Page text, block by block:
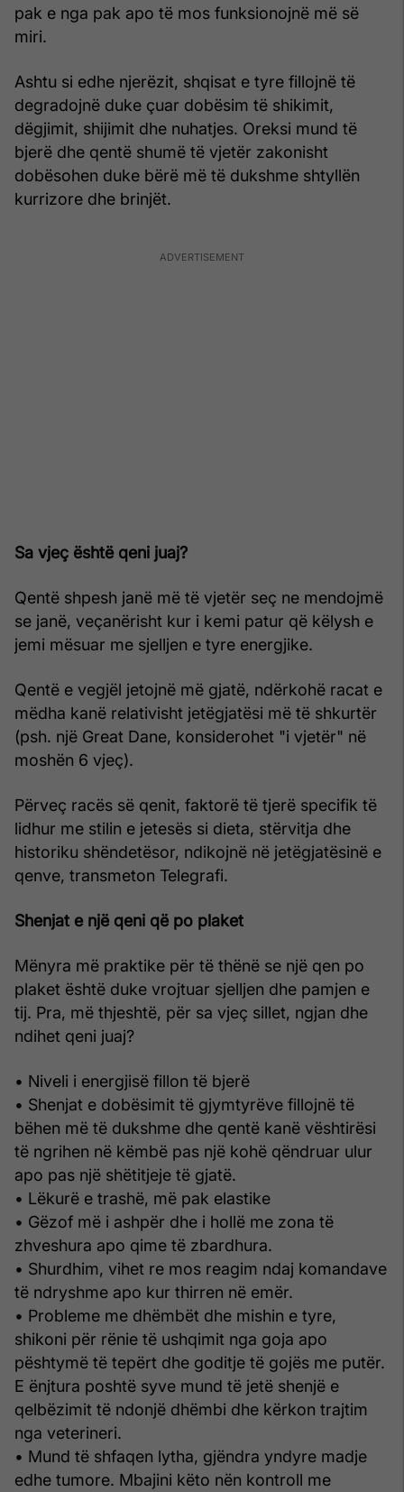
pak e nga pak apo të mos funksionojnë më së
miri.
Ashtu si edhe njerëzit, shqisat e tyre fillojnë të
degradojnë duke çuar dobësim të shikimit,
dëgjimit, shijimit dhe nuhatjes. Oreksi mund të
bjerë dhe qentë shumë të vjetër zakonisht
dobësohen duke bërë më të dukshme shtyllën
kurrizore dhe brinjët.
Sa vjeç është qeni juaj?
Qentë shpesh janë më të vjetër seç ne mendojmë
se janë, veçanërisht kur i kemi patur që këlysh e
jemi mësuar me sjelljen e tyre energjike.
Qentë e vegjël jetojnë më gjatë, ndërkohë racat e
mëdha kanë relativisht jetëgjatësi më të shkurtër
(psh. një Great Dane, konsiderohet "i vjetër" në
moshën 6 vjeç).
Përveç racës së qenit, faktorë të tjerë specifik të
lidhur me stilin e jetesës si dieta, stërvitja dhe
historiku shëndetësor, ndikojnë në jetëgjatësinë e
qenve, transmeton Telegrafi.
Shenjat e një qeni që po plaket
Mënyra më praktike për të thënë se një qen po
plaket është duke vrojtuar sjelljen dhe pamjen e
tij. Pra, më thjeshtë, për sa vjeç sillet, ngjan dhe
ndihet qeni juaj?
• Niveli i energjisë fillon të bjerë
• Shenjat e dobësimit të gjymtyrëve fillojnë të
bëhen më të dukshme dhe qentë kanë vështirësi
të ngrihen në këmbë pas një kohë qëndruar ulur
apo pas një shëtitjeje të gjatë.
• Lëkurë e trashë, më pak elastike
• Gëzof më i ashpër dhe i hollë me zona të
zhveshura apo qime të zbardhura.
• Shurdhim, vihet re mos reagim ndaj komandave
të ndryshme apo kur thirren në emër.
• Probleme me dhëmbët dhe mishin e tyre,
shikoni për rënie të ushqimit nga goja apo
pështymë të tepërt dhe goditje të gojës me putër.
E ënjtura poshtë syve mund të jetë shenjë e
qelbëzimit të ndonjë dhëmbi dhe kërkon trajtim
nga veterineri.
• Mund të shfaqen lytha, gjëndra yndyre madje
edhe tumore. Mbajini këto nën kontroll me